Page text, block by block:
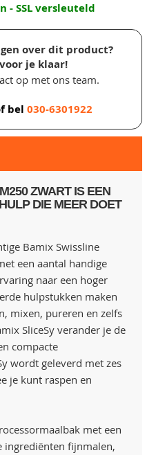
- SSL versleuteld
over dit product?
je klaar!
op met ons team.
bel 030-6301922
ZWART IS EEN
DIE MEER DOET
Bamix Swissline
een aantal handige
naar een hoger
hulpstukken maken
mixen, pureren en zelfs
SliceSy verander je de
compacte
wordt geleverd met zes
je kunt raspen en
met een
ingrediënten fijnmalen,